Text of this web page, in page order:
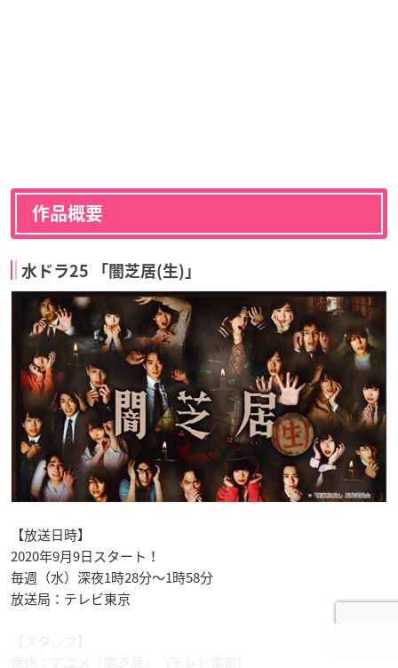
作品概要
水ドラ25 「闇芝居(生)」
【放送日時】
2020年9月9日スタート！
毎週（水）深夜1時28分～1時58分
放送局：テレビ東京